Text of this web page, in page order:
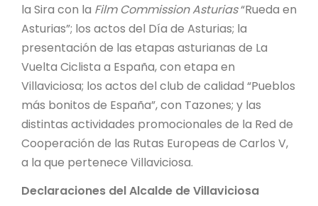
la Sira con la Film Commission Asturias“Rueda en
Asturias”; los actos del Día de Asturias; la
presentación de las etapas asturianas de La
Vuelta Ciclista a España, con etapa en
Villaviciosa; los actos del club de calidad “Pueblos
más bonitos de España”, con Tazones; y las
distintas actividades promocionales de la Red de
Cooperación de las Rutas Europeas de Carlos V,
a la que pertenece Villaviciosa.
Declaraciones del Alcalde de Villaviciosa